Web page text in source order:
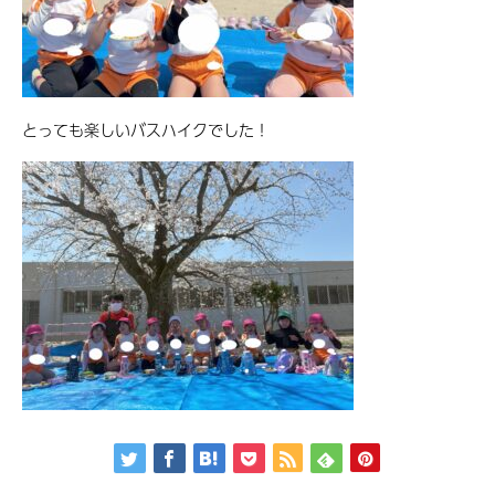
とっても楽しいバスハイクでした！